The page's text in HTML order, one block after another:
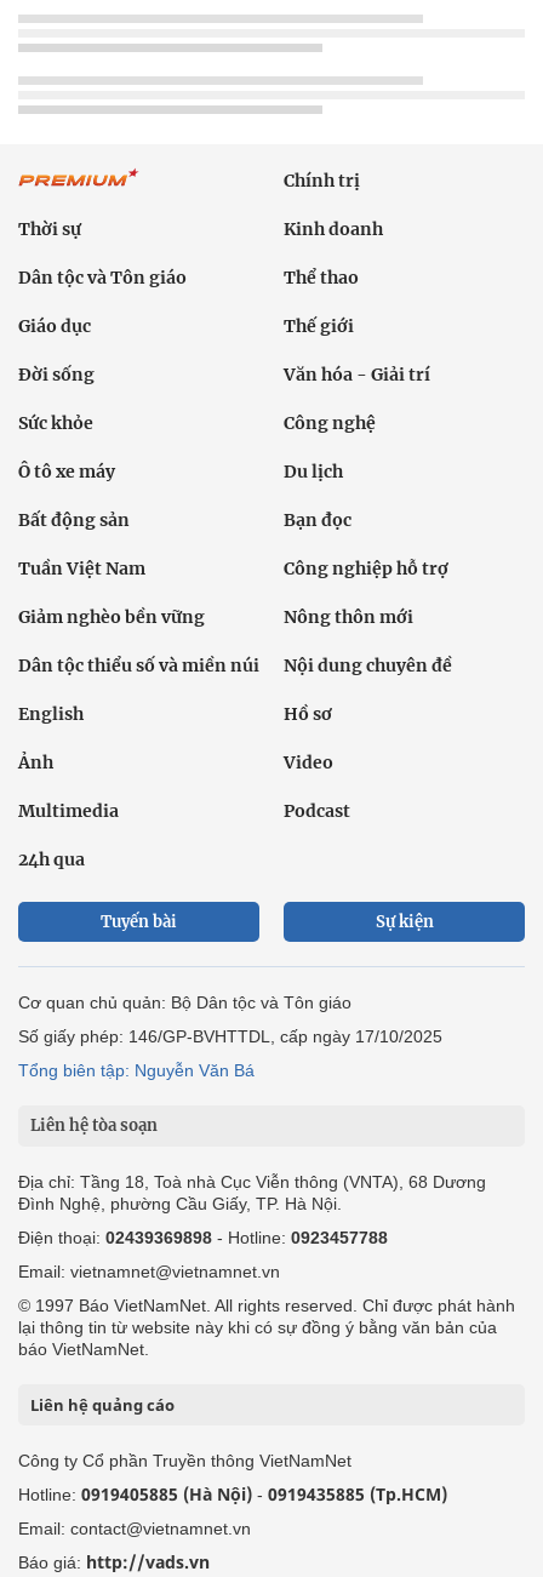
Chính trị
Thời sự Kinh doanh
Dân tộc và Tôn giáo Thể thao
Giáo dục Thế giới
Đời sống Văn hóa - Giải trí
Sức khỏe Công nghệ
Ô tô xe máy Du lịch
Bất động sản Bạn đọc
Tuần Việt Nam Công nghiệp hỗ trợ
Giảm nghèo bền vững Nông thôn mới
Dân tộc thiểu số và miền núi Nội dung chuyên đề
English Hồ sơ
Ảnh Video
Multimedia Podcast
24h qua
Tuyến bài Sự kiện
Cơ quan chủ quản: Bộ Dân tộc và Tôn giáo
Số giấy phép: 146/GP-BVHTTDL, cấp ngày 17/10/2025
Tổng biên tập: Nguyễn Văn Bá
Liên hệ tòa soạn
Địa chỉ: Tầng 18, Toà nhà Cục Viễn thông (VNTA), 68 Dương
Đình Nghệ, phường Cầu Giấy, TP. Hà Nội.
Điện thoại: 02439369898 - Hotline: 0923457788
Email: vietnamnet@vietnamnet.vn
© 1997 Báo VietNamNet. All rights reserved. Chỉ được phát hành
lại thông tin từ website này khi có sự đồng ý bằng văn bản của
báo VietNamNet.
Liên hệ quảng cáo
Công ty Cổ phần Truyền thông VietNamNet
Hotline: 0919405885 (Hà Nội) - 0919435885 (Tp.HCM)
Email: contact@vietnamnet.vn
Báo giá: http://vads.vn